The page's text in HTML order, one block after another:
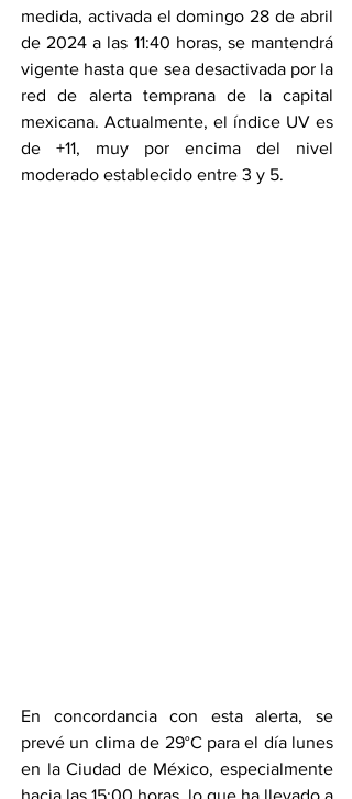
medida, activada el domingo 28 de abril
de 2024 a las 11:40 horas, se mantendrá
vigente hasta que sea desactivada por la
red de alerta temprana de la capital
mexicana. Actualmente, el índice UV es
de +11, muy por encima del nivel
moderado establecido entre 3 y 5.
En concordancia con esta alerta, se
prevé un clima de 29°C para el día lunes
en la Ciudad de México, especialmente
hacia las 15:00 horas, lo que ha llevado a